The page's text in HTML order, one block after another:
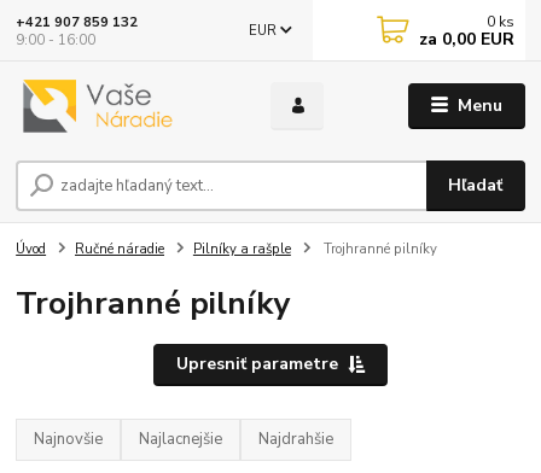
Menu
EUR
Hľadať
+421 907 859 132
9:00 - 16:00
0 ks
za 0,00 EUR
Úvod Ručné náradie Pilníky a rašple Trojhranné pilníky
Trojhranné pilníky
Upresniť parametre
Najnovšie Najlacnejšie Najdrahšie